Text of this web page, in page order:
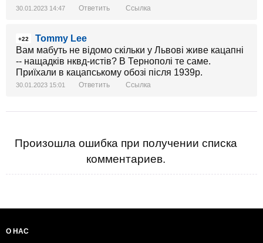
30.01.2023 14:47 Ответить Ссылка
+22
Tommy Lee
Вам мабуть не відомо скільки у Львові живе кацапні
-- нащадків нквд-истів? В Тернополі те саме.
Приїхали в кацапському обозі після 1939р.
30.01.2023 15:01 Ответить Ссылка
Произошла ошибка при получении списка
комментариев.
О НАС